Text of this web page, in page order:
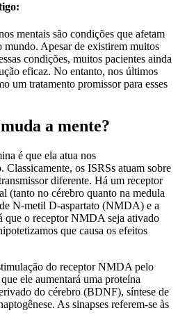
mentais são condições que afetam
mundo. Apesar de existirem muitos
condições, muitos pacientes ainda
eficaz. No entanto, nos últimos
um tratamento promissor para esses
a mente?
é que ela atua nos
Classicamente, os ISRSs atuam sobre
diferente. Há um receptor
(tanto no cérebro quanto na medula
N-metil D-aspartato (NMDA) e a
que o receptor NMDA seja ativado
que causa os efeitos
do receptor NMDA pelo
ele aumentará uma proteína
do cérebro (BDNF), síntese de
As sinapses referem-se às